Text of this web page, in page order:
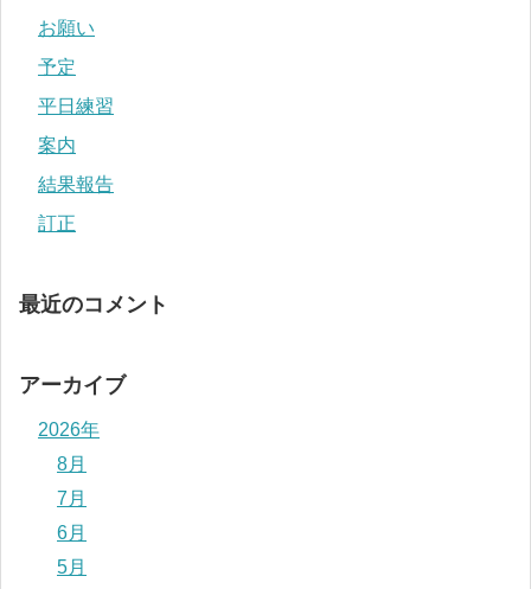
お願い
予定
平日練習
案内
結果報告
訂正
最近のコメント
アーカイブ
2026年
8月
7月
6月
5月